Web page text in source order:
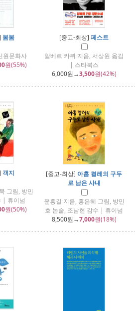
봄봄
원문화사
원(55%)
[중고-최상] 페스트
알베르 카뮈 지음, 서상원 옮김
| 스타북스
6,000원→3,500원(42%)
객지
그림, 방민
| 휴이넘
원(50%)
[중고-최상] 아홉 켤레의 구두
로 남은 사내
윤흥길 지음, 홍은혜 그림, 방민
호 논술, 조남현 감수 | 휴이넘
8,500원→7,000원(18%)